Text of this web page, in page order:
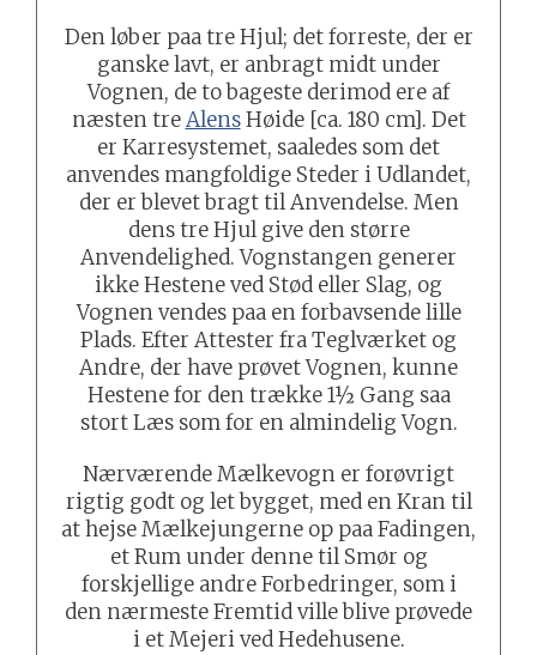
Den løber paa tre Hjul; det forreste, der er
ganske lavt, er anbragt midt under
Vognen, de to bageste derimod ere af
næsten treAlensHøide [ca. 180 cm]. Det
er Karresystemet, saaledes som det
anvendes mangfoldige Steder i Udlandet,
der er blevet bragt til Anvendelse. Men
dens tre Hjul give den større
Anvendelighed. Vognstangen generer
ikke Hestene ved Stød eller Slag, og
Vognen vendes paa en forbavsende lille
Plads. Efter Attester fra Teglværket og
Andre, der have prøvet Vognen, kunne
Hestene for den trække 1½ Gang saa
stort Læs som for en almindelig Vogn.
Nærværende Mælkevogn er forøvrigt
rigtig godt og let bygget, med en Kran til
at hejse Mælkejungerne op paa Fadingen,
et Rum under denne til Smør og
forskjellige andre Forbedringer, som i
den nærmeste Fremtid ville blive prøvede
i et Mejeri ved Hedehusene.